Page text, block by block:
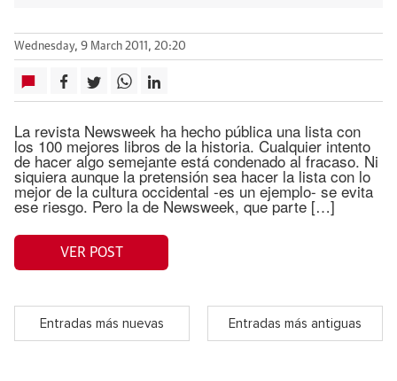
Wednesday, 9 March 2011, 20:20
La revista Newsweek ha hecho pública una lista con
los 100 mejores libros de la historia. Cualquier intento
de hacer algo semejante está condenado al fracaso. Ni
siquiera aunque la pretensión sea hacer la lista con lo
mejor de la cultura occidental -es un ejemplo- se evita
ese riesgo. Pero la de Newsweek, que parte […]
VER POST
Entradas más nuevas Entradas más antiguas